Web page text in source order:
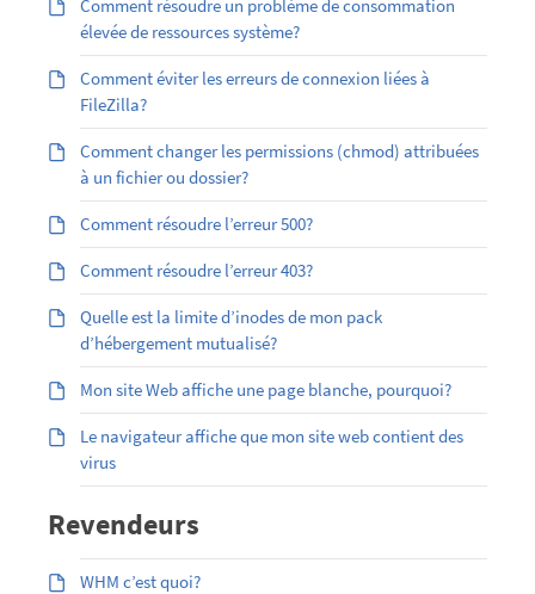
Comment résoudre un problème de consommation
élevée de ressources système?
Comment éviter les erreurs de connexion liées à
FileZilla?
Comment changer les permissions (chmod) attribuées
à un fichier ou dossier?
Comment résoudre l’erreur 500?
Comment résoudre l’erreur 403?
Quelle est la limite d’inodes de mon pack
d’hébergement mutualisé?
Mon site Web affiche une page blanche, pourquoi?
Le navigateur affiche que mon site web contient des
virus
Revendeurs
WHM c’est quoi?